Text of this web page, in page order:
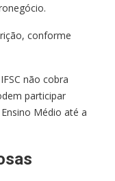
conforme
não cobra
participar
Médio até a